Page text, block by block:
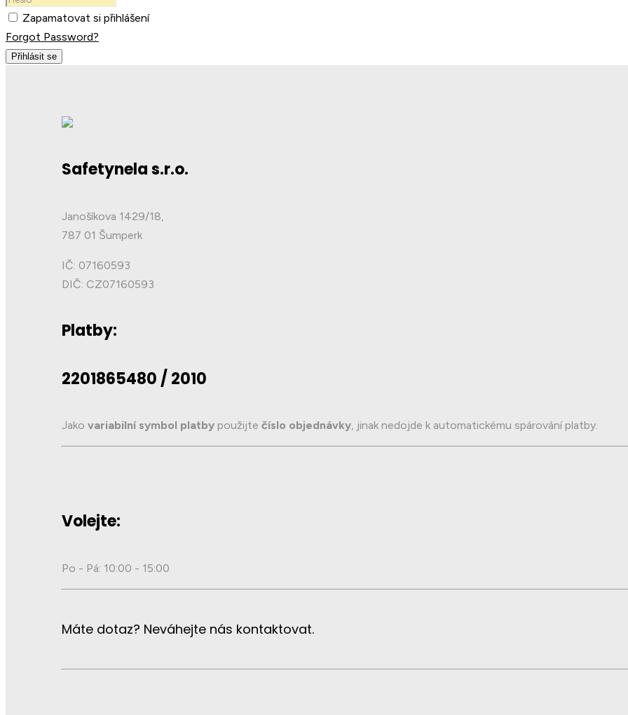
Zapamatovat si přihlášení
Forgot Password?
Přihlásit se
Safetynela s.r.o.
Janošíkova 1429/18,
787 01 Šumperk
IČ: 07160593
DIČ: CZ07160593
Platby:
2201865480 / 2010
Jako variabilní symbol platbypoužijte číslo objednávky, jinak nedojde k automatickému spárování platby.
Volejte:
Po - Pá: 10:00 - 15:00
Máte dotaz? Neváhejte nás kontaktovat.